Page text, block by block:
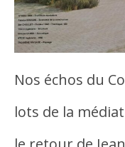
Nos échos du
lots de la